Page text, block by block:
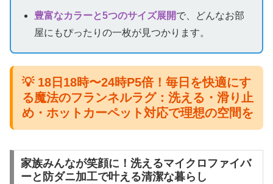
豊富なカラーと5つのサイズ展開で、どんなお部
屋にもぴったりの一枚が見つかります。
💡 18日18時〜24時P5倍！毎日を快適にす
る魔法のフランネルラグ：洗える・滑り止
め・ホットカーペット対応で理想の空間を
家族みんなが笑顔に！洗えるマイクロファイバ
ーと防ダニ加工で叶える清潔な暮らし